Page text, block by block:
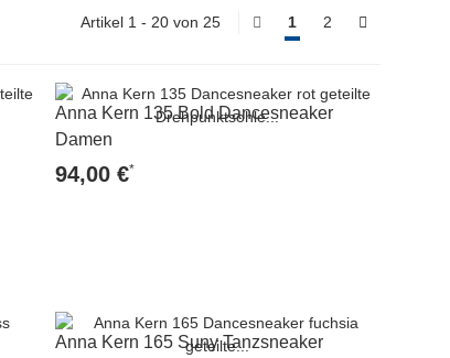
Artikel 1 - 20 von 25 1 2
Anna Kern 135 Bold Dancesneaker
Damen
94,00 €*
Anna Kern 165 Suny Tanzsneaker